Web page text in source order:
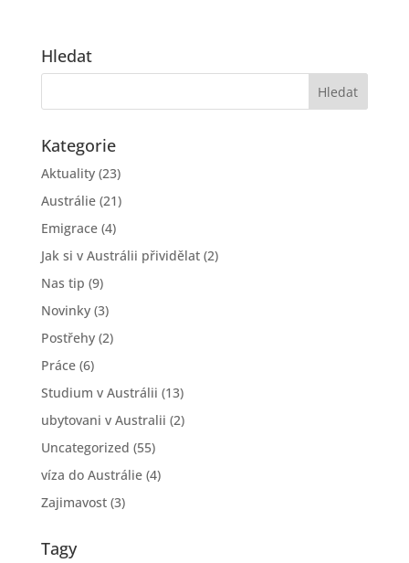
Hledat
Kategorie
Aktuality(23)
Austrálie(21)
Emigrace(4)
Jak si v Austrálii přividělat(2)
Nas tip (9)
Novinky(3)
Postřehy(2)
Práce(6)
Studium v Austrálii (13)
ubytovani v Australii (2)
Uncategorized (55)
víza do Austrálie(4)
Zajimavost(3)
Tagy